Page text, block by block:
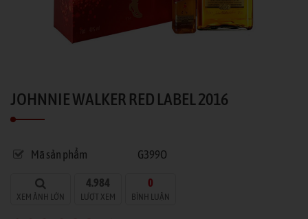
JOHNNIE WALKER RED LABEL 2016
Mã sản phẩm G399O
XEM ẢNH LỚN
4.984
LƯỢT XEM
0
BÌNH LUẬN